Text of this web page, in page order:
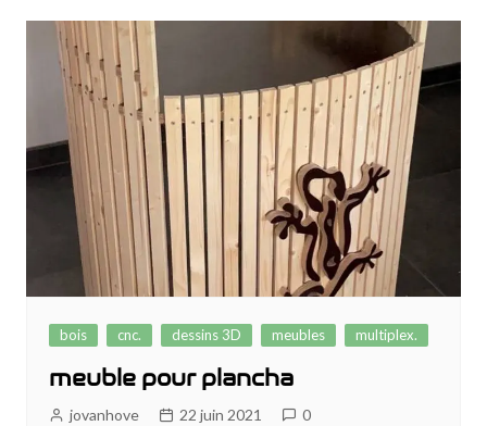
bois cnc. dessins 3D meubles multiplex.
meuble pour plancha
jovanhove 22 juin 2021 0